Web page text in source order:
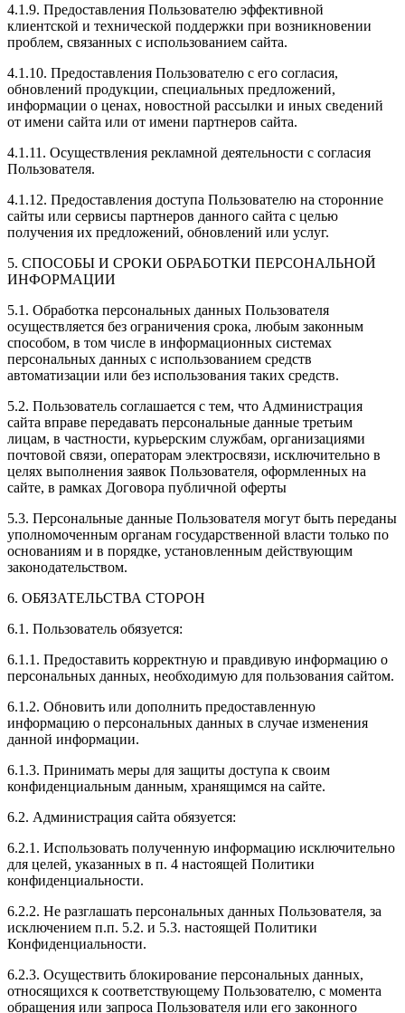
4.1.9. Предоставления Пользователю эффективной
клиентской и технической поддержки при возникновении
проблем, связанных с использованием сайта.
4.1.10. Предоставления Пользователю с его согласия,
обновлений продукции, специальных предложений,
информации о ценах, новостной рассылки и иных сведений
от имени сайта или от имени партнеров сайта.
4.1.11. Осуществления рекламной деятельности с согласия
Пользователя.
4.1.12. Предоставления доступа Пользователю на сторонние
сайты или сервисы партнеров данного сайта с целью
получения их предложений, обновлений или услуг.
5. СПОСОБЫ И СРОКИ ОБРАБОТКИ ПЕРСОНАЛЬНОЙ
ИНФОРМАЦИИ
5.1. Обработка персональных данных Пользователя
осуществляется без ограничения срока, любым законным
способом, в том числе в информационных системах
персональных данных с использованием средств
автоматизации или без использования таких средств.
5.2. Пользователь соглашается с тем, что Администрация
сайта вправе передавать персональные данные третьим
лицам, в частности, курьерским службам, организациями
почтовой связи, операторам электросвязи, исключительно в
целях выполнения заявок Пользователя, оформленных на
сайте, в рамках Договора публичной оферты
5.3. Персональные данные Пользователя могут быть переданы
уполномоченным органам государственной власти только по
основаниям и в порядке, установленным действующим
законодательством.
6. ОБЯЗАТЕЛЬСТВА СТОРОН
6.1. Пользователь обязуется:
6.1.1. Предоставить корректную и правдивую информацию о
персональных данных, необходимую для пользования сайтом.
6.1.2. Обновить или дополнить предоставленную
информацию о персональных данных в случае изменения
данной информации.
6.1.3. Принимать меры для защиты доступа к своим
конфиденциальным данным, хранящимся на сайте.
6.2. Администрация сайта обязуется:
6.2.1. Использовать полученную информацию исключительно
для целей, указанных в п. 4 настоящей Политики
конфиденциальности.
6.2.2. Не разглашать персональных данных Пользователя, за
исключением п.п. 5.2. и 5.3. настоящей Политики
Конфиденциальности.
6.2.3. Осуществить блокирование персональных данных,
относящихся к соответствующему Пользователю, с момента
обращения или запроса Пользователя или его законного